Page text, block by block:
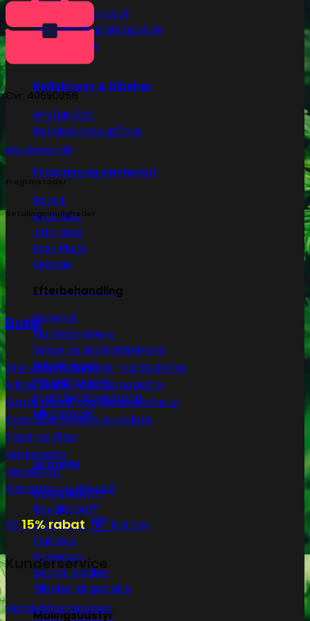
Plantepotter i stof
Almindelige plantepotter
Plastikbakker
Reflektorer & tilbehør
HPS/MH/CFL
Refleksivt mylar/folie
Forspiring og plantestart
Root!t
Root Riot
Jiffy disks
Eazy Plugs
Grodan
Efterbehandling
Tørrenet
Plantetrimmere
Sakse og plantetrimmere
Bubble bags
Pollenpressere
Fugtighedsregulering
Mikroskoper
Grotelte
Herbgarden™
RoyalRoom®
AC infinity
Cultibox
Homebox
Secret Jardine
Tilbehør til grotelte
Målingsudstyr
Cvr: 40690956
@subseed.dk
Fragtmetoder
Betalingsmuligheder
Butik
Alle vores Cannabis -og Skunkfrø
Billige Skunk -og Cannabisfrø
Gratis Skunk -og Cannabisfrø 🌿
Cannabis brands og avlere
Papir og filter
Narkotests
Headshop
Rabatter og tilbud💰
Få 15% rabat 💸 Klik her
Kunderservice
Handelsbetingelser